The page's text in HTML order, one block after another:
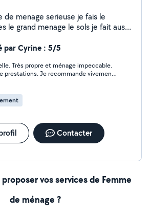
de menage serieuse je fais le
le grand menage le sols je fait aussi
ou especes
par Cyrine : 5/5
vivement
Contacter
vos services de Femme
de ménage ?